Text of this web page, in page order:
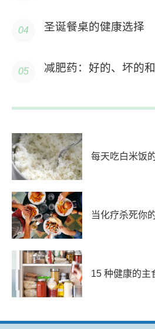
圣诞餐桌的健康选择
减肥药：好的、坏的
每天吃白米饭
当化疗杀死你
15 种健康的主